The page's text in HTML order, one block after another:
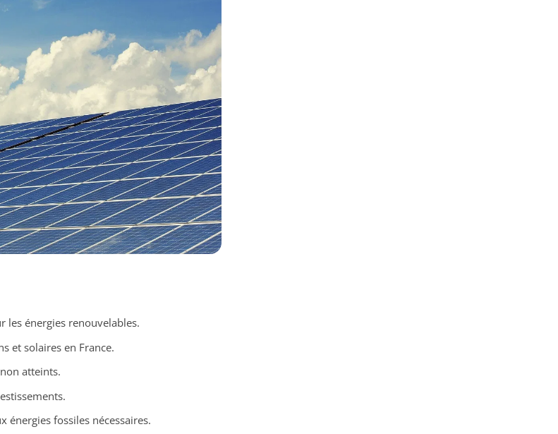
énergies renouvelables.
et solaires en France.
atteints.
énergies fossiles nécessaires.